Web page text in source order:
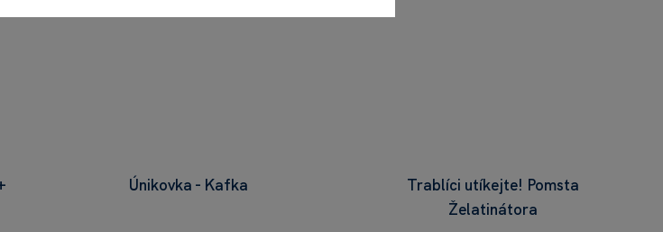
Únikovka - Kafka
Trablíci utíkejte! Pomsta
Želatinátora